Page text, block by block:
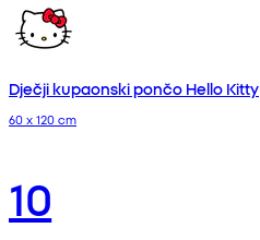
Dječji kupaonski pončo Hello Kitty
60 x 120 cm
10